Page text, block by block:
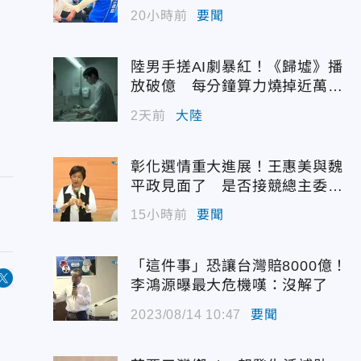
代支持度全面居首
20小時前 要聞
陸男手搓AI劇暴紅！《歸墟》播
放破億 每分鐘算力燒掉近萬台
2天前 大陸
彰化選情重大進展！王惠美與魏
平政見面了 是否接競總主委態
度曝光
15小時前 要聞
「這件事」恐讓台灣賠8000億！
李鴻源曝最大危機嘆：沒解了
2023/08/14 10:47 要聞